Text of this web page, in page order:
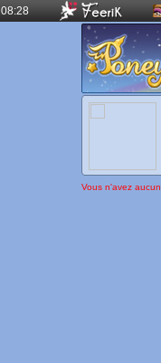
08:28
Vous n'avez